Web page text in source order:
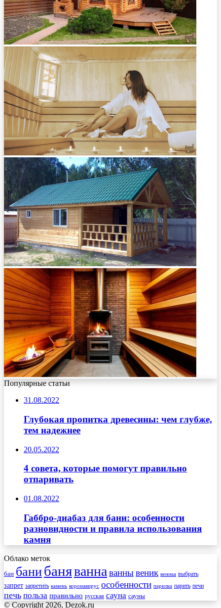
Популярные статьи
31.08.2022
Глубокая пропитка древесины: чем глубже,
тем надежнее
20.05.2022
4 совета, которые помогут правильно
отпаривать
01.08.2022
Габбро-диабаз для бани: особенности
разновидности и правила использования
камня
Облако меток
бан банибаняваннаваннывеник веника выбрать
запрет запретить камень коронавирус особенности парилка парить печи
печь польза правильно русская сауна сауны
© Copyright 2026, Dezok.ru